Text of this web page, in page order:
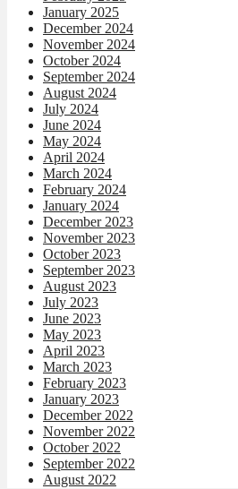
January 2025
December 2024
November 2024
October 2024
September 2024
August 2024
July 2024
June 2024
May 2024
April 2024
March 2024
February 2024
January 2024
December 2023
November 2023
October 2023
September 2023
August 2023
July 2023
June 2023
May 2023
April 2023
March 2023
February 2023
January 2023
December 2022
November 2022
October 2022
September 2022
August 2022